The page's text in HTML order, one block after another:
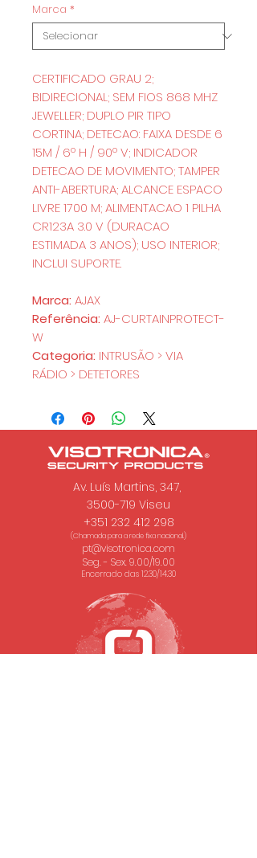
Marca *
CERTIFICADO GRAU 2;
BIDIRECIONAL; SEM FIOS 868 MHZ
JEWELLER; DUPLO PIR TIPO
CORTINA; DETECAO: FAIXA DESDE 6
15M / 6º H / 90º V; INDICADOR
DETECAO DE MOVIMENTO; TAMPER
ANTI-ABERTURA; ALCANCE ESPACO
LIVRE 1700 M; ALIMENTACAO 1 PILHA
CR123A 3.0 V (DURACAO
ESTIMADA 3 ANOS); USO INTERIOR;
INCLUI SUPORTE.
Marca: AJAX
Referência: AJ-CURTAINPROTECT-
W
Categoria: INTRUSÃO > VIA
RÁDIO > DETETORES
Av. Luís Martins, 347,
3500-719 Viseu
+351 232 412 298
(Chamada para a rede fixa nacional.)
pt@visotronica.com
Seg. - Sex. 9.00/19.00
Encerrado das 12.30/14.30